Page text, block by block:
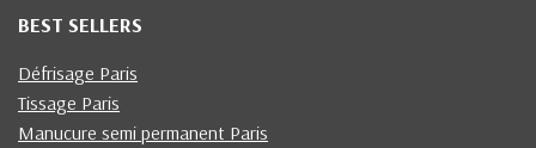
BEST SELLERS
Défrisage Paris
Tissage Paris
Manucure semi permanent Paris